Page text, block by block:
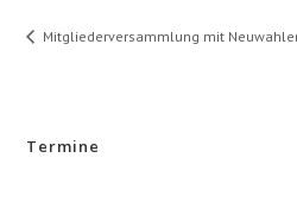
Mitgliederversammlung mit
Termine